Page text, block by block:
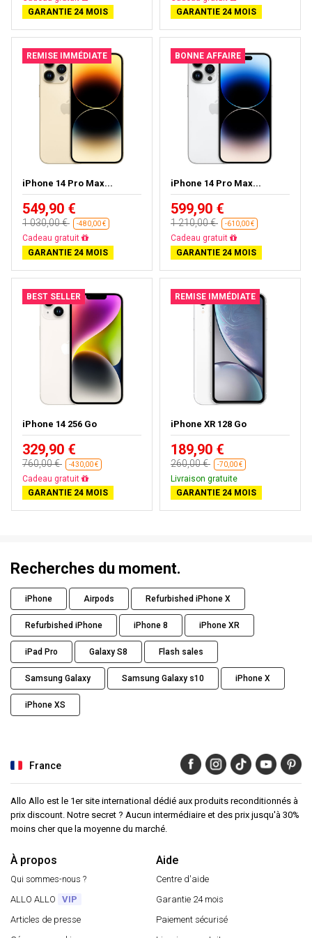
GARANTIE 24 MOIS
GARANTIE 24 MOIS
REMISE IMMÉDIATE
iPhone 14 Pro Max...
549,90 €
1 030,00 € -480,00 €
Livraison gratuite
GARANTIE 24 MOIS
BONNE AFFAIRE
iPhone 14 Pro Max...
599,90 €
1 210,00 € -610,00 €
Livraison gratuite
GARANTIE 24 MOIS
BEST SELLER
iPhone 14 256 Go
329,90 €
760,00 € -430,00 €
Livraison gratuite
GARANTIE 24 MOIS
REMISE IMMÉDIATE
iPhone XR 128 Go
189,90 €
260,00 € -70,00 €
Livraison gratuite
GARANTIE 24 MOIS
Recherches du moment.
iPhone Airpods Refurbished iPhone X
Refurbished iPhone iPhone 8 iPhone XR
iPad Pro Galaxy S8 Flash sales
Samsung Galaxy Samsung Galaxy s10 iPhone X
iPhone XS
France
Allo Allo est le 1er site international dédié aux produits reconditionnés à
prix discount. Notre secret ? Aucun intermédiaire et des prix jusqu'à 30%
moins cher que la moyenne du marché.
À propos
Qui sommes-nous ?
ALLO ALLO
VIP
Articles de presse
Aide
Centre d'aide
Garantie 24 mois
Paiement sécurisé